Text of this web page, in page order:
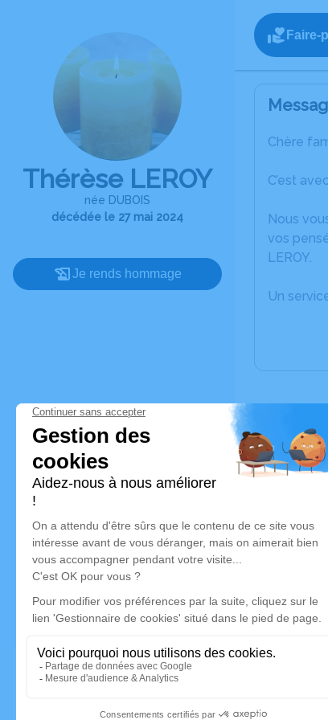
Thérèse LEROY
née DUBOIS
décédée le 27 mai 2024
Je rends hommage
Faire-
Chère
C’est
Nous
vos
LEROY.
Un
Le